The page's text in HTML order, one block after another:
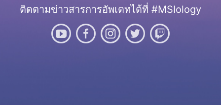
ติดตามข่าวสารการอัพเดทได้ที่ #MSIology